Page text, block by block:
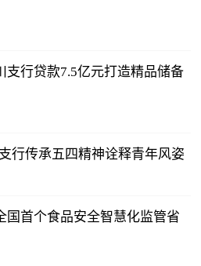
支行贷款7.5亿元打造精品储备
行传承五四精神诠释青年风姿
国首个食品安全智慧化监管省